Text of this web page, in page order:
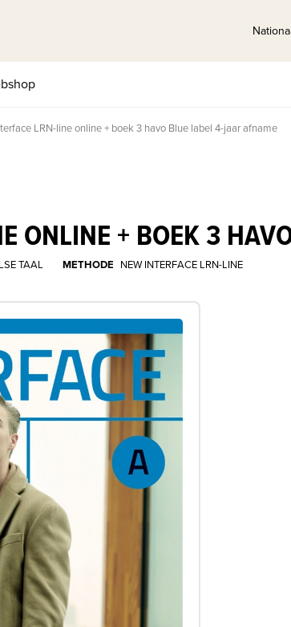
LRN-line online + boek 3 havo Blue label 4-jaar afname
ONLINE + BOEK 3
TAAL METHODE NEW INTERFACE LRN-LINE